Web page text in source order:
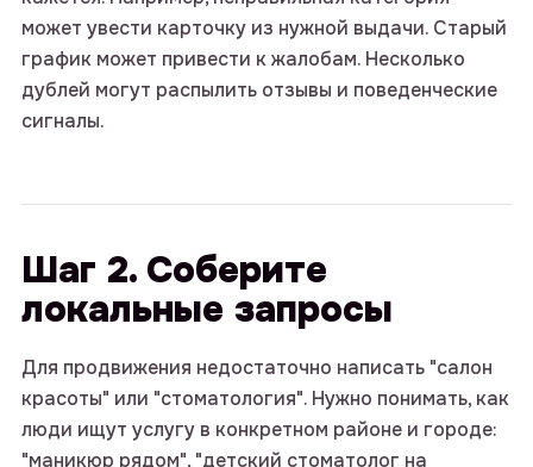
может увести карточку из нужной выдачи. Старый
график может привести к жалобам. Несколько
дублей могут распылить отзывы и поведенческие
сигналы.
Шаг 2. Соберите
локальные запросы
Для продвижения недостаточно написать "салон
красоты" или "стоматология". Нужно понимать, как
люди ищут услугу в конкретном районе и городе:
"маникюр рядом", "детский стоматолог на